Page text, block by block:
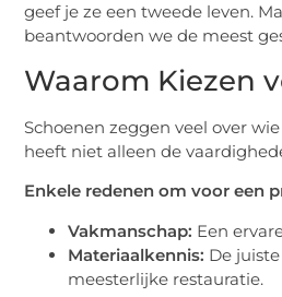
geef je ze een tweede leven.
beantwoorden we de meest
Waarom Kiezen
Schoenen zeggen veel over
heeft niet alleen de
Enkele redenen om voor een
Vakmanschap: Een
Materiaalkennis: De
meesterlijke restauratie.